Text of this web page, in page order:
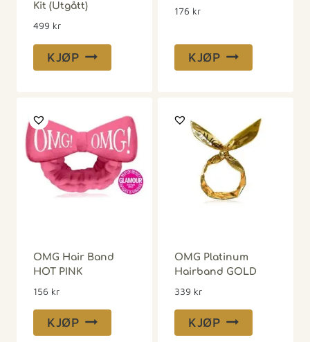
Kit (Utgått)
499 kr
KJØP
176 kr
KJØP
OMG Hair Band
HOT PINK
156 kr
KJØP
OMG Platinum
Hairband GOLD
339 kr
KJØP